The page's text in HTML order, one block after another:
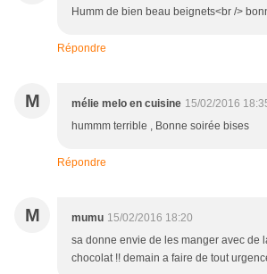
Humm de bien beau beignets<br />
Répondre
M mélie melo en cuisine 15/02/2016
hummm terrible , Bonne soirée bises
Répondre
M mumu 15/02/2016 18:20
sa donne envie de les manger avec de
chocolat !! demain a faire de tout